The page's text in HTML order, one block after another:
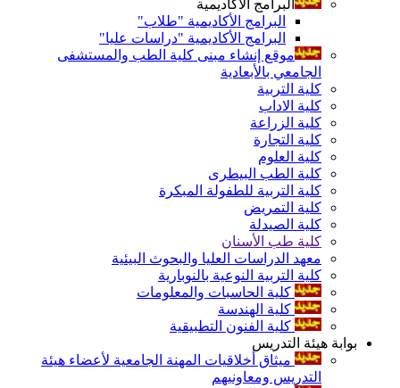
البرامج الأكاديمية
البرامج الأكاديمية "طلاب"
البرامج الأكاديمية "دراسات عليا"
موقع إنشاء مبنى كلية الطب والمستشفى
الجامعي بالأبعادية
كلية التربية
كلية الاداب
كلية الزراعة
كلية التجارة
كلية العلوم
كلية الطب البيطرى
كلية التربية للطفولة المبكرة
كلية التمريض
كلية الصيدلة
كلية طب الأسنان
معهد الدراسات العليا والبحوث البيئية
كلية التربية النوعية بالنوبارية
كلية الحاسبات والمعلومات
كلية الهندسة
كلية الفنون التطبيقية
بوابة هيئة التدريس
ميثاق أخلاقيات المهنة الجامعية لأعضاء هيئة
التدريس ومعاونيهم